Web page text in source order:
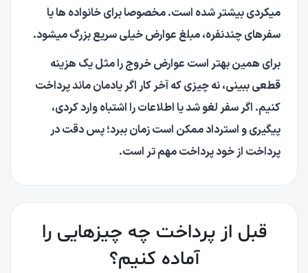
میکردی بیشتر شده است. مخصوصا برای خانواده ها یا
سفرهای چندنفره، مبلغ عوارض خیلی سریع بزرگ میشود.
برای همین بهتر است عوارض خروج را مثل یک هزینه
قطعی ببینی، نه چیزی که آخر کار اگر یادمان ماند پرداخت
کنیم. اگر سفر لغو شد یا اطلاعات را اشتباه وارد کردی،
پیگیری و استرداد ممکن است زمان ببرد؛ پس دقت در
پرداخت از خود پرداخت مهم تر است.
قبل از پرداخت چه چیزهایی را
آماده کنیم؟